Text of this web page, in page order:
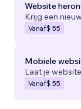
Website
Krijg een
Vanaf$ 55
Mobiele
Laat je
Vanaf$ 55